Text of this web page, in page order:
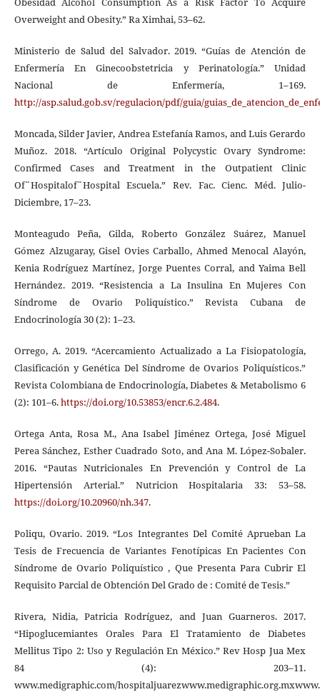
Overweight and Obesity.” Ra Ximhai, 53–62.
Ministerio de Salud del Salvador. 2019. “Guías de Atención de
Enfermería En Ginecoobstetricia y Perinatología.” Unidad
Nacional de Enfermería, 1–169.
http://asp.salud.gob.sv/regulacion/pdf/guia/
Moncada, Silder Javier, Andrea Estefanía Ramos, and Luis Gerardo
Muñoz. 2018. “Artículo Original Polycystic Ovary Syndrome:
Confirmed Cases and Treatment in the Outpatient Clinic
Of¨Hospitalof¨Hospital Escuela.” Rev. Fac. Cienc. Méd. Julio-
Diciembre, 17–23.
Monteagudo Peña, Gilda, Roberto González Suárez, Manuel
Gómez Alzugaray, Gisel Ovies Carballo, Ahmed Menocal Alayón,
Kenia Rodríguez Martínez, Jorge Puentes Corral, and Yaima Bell
Hernández. 2019. “Resistencia a La Insulina En Mujeres Con
Síndrome de Ovario Poliquístico.” Revista Cubana de
Endocrinología 30 (2): 1–23.
Orrego, A. 2019. “Acercamiento Actualizado a La Fisiopatología,
Clasificación y Genética Del Síndrome de Ovarios Poliquísticos.”
Revista Colombiana de Endocrinología, Diabetes & Metabolismo 6
(2): 101–6.https://doi.org/10.53853/encr.6.2.484.
Ortega Anta, Rosa M., Ana Isabel Jiménez Ortega, José Miguel
Perea Sánchez, Esther Cuadrado Soto, and Ana M. López-Sobaler.
2016. “Pautas Nutricionales En Prevención y Control de La
Hipertensión Arterial.” Nutricion Hospitalaria 33: 53–58.
https://doi.org/10.20960/nh.347.
Poliqu, Ovario. 2019. “Los Integrantes Del Comité Aprueban La
Tesis de Frecuencia de Variantes Fenotípicas En Pacientes Con
Síndrome de Ovario Poliquístico , Que Presenta Para Cubrir El
Requisito Parcial de Obtención Del Grado de : Comité de Tesis.”
Rivera, Nidia, Patricia Rodríguez, and Juan Guarneros. 2017.
“Hipoglucemiantes Orales Para El Tratamiento de Diabetes
Mellitus Tipo 2: Uso y Regulación En México.” Rev Hosp Jua Mex
84 (4): 203–11.
www.medigraphic.com/